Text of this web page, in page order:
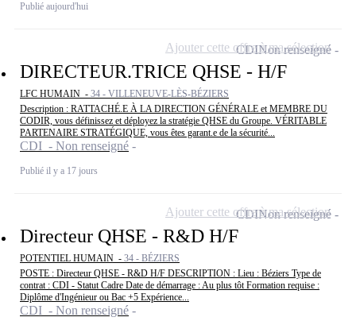
Publié aujourd'hui
DIRECTEUR.TRICE QHSE - H/F
LFC HUMAIN - 34 - VILLENEUVE-LÈS-BÉZIERS
Description : RATTACHÉ.E À LA DIRECTION GÉNÉRALE et MEMBRE DU
CODIR, vous définissez et déployez la stratégie QHSE du Groupe. VÉRITABLE
PARTENAIRE STRATÉGIQUE, vous êtes garant.e de la sécurité...
CDI - Non renseigné
Publié il y a 17 jours
CDINon renseigné
Ajouter cette offre à ma sélection
Directeur QHSE - R&D H/F
POTENTIEL HUMAIN - 34 - BÉZIERS
POSTE : Directeur QHSE - R&D H/F DESCRIPTION : Lieu : Béziers Type de
contrat : CDI - Statut Cadre Date de démarrage : Au plus tôt Formation requise :
Diplôme d'Ingénieur ou Bac +5 Expérience...
CDI - Non renseigné
CDINon renseigné
Ajouter cette offre à ma sélection